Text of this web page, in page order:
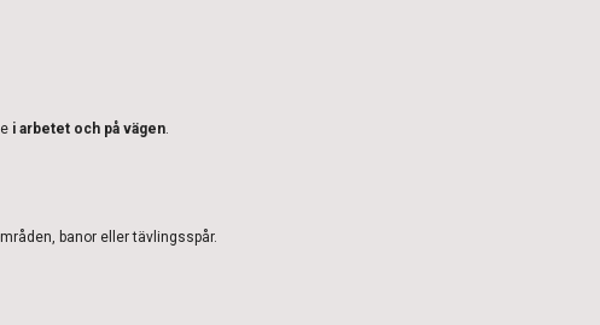
i arbetet och på vägen.
banor eller tävlingsspår.